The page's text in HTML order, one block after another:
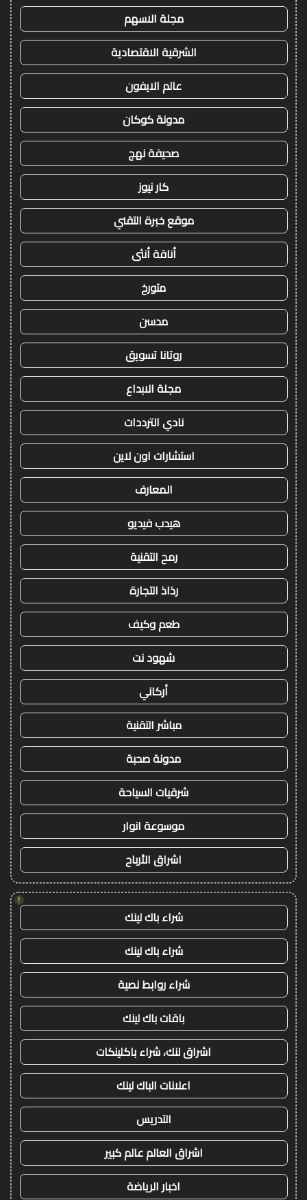
مجلة الاسهم
الشرقية الاقتصادية
عالم الايفون
مدونة كوكان
صحيفة نهج
كار نيوز
موقع خبرة التقني
أناقة أنثى
متورخ
مدسن
روتانا تسويق
مجلة الابداع
نادي الترددات
استشارات اون لاين
المعارف
هيدب فيديو
رمح التقنية
رذاذ التجارة
طعم وكيف
شهود نت
أركاني
مباشر التقنية
مدونة صحبة
شرقيات السياحة
موسوعة انوار
اشراق الأرباح
!
شراء باك لينك
شراء باك لينك
شراء روابط نصية
باقات باك لينك
اشراق لنك، شراء باكلينكات
اعلانات الباك لينك
التدريس
اشراق العالم عالم كبير
اخبار الرياضة